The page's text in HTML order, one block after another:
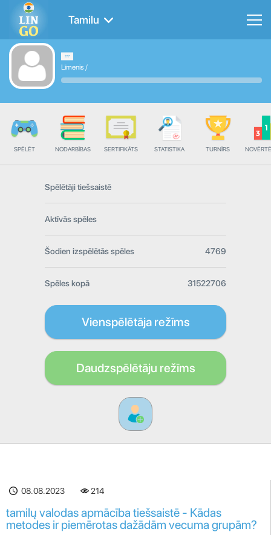
Tamilu
Līmenis /
SPĒLĒT NODARBĪBAS SERTIFIKĀTS STATISTIKA TURNĪRS
Spēlētāji tiešsaistē
Aktīvās spēles
Šodien izspēlētās spēles 4769
Spēles kopā 31522706
Vienspēlētāja režīms
Daudzspēlētāju režīms
08.08.2023 214
tamilų valodas apmācība tiešsaistē - Kādas
metodes ir piemērotas dažādām vecuma grupām?